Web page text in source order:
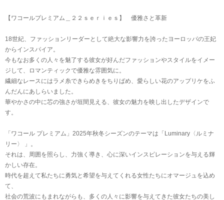
【ワコールプレミアム＿２２ｓｅｒｉｅｓ】 優雅さと革新
18世紀、ファッションリーダーとして絶大な影響力を誇ったヨーロッパの王妃
からインスパイア。
今もなお多くの人々を魅了する彼女が好んだファッションやスタイルをイメー
ジして、ロマンティックで優雅な雰囲気に。
繊細なレースにはラメ糸できらめきをちりばめ、愛らしい花のアップリケをふ
んだんにあしらいました。
華やかさの中に芯の強さが垣間見える、彼女の魅力を映し出したデザインで
す。
「ワコール プレミアム」2025年秋冬シーズンのテーマは「Luminary〈ルミナ
リー〉 」。
それは、周囲を照らし、力強く導き、心に深いインスピレーションを与える輝
かしい存在。
時代を超えて私たちに勇気と希望を与えてくれる女性たちにオマージュを込め
て、
社会の荒波にもまれながらも、多くの人々に影響を与えてきた彼女たちの美し